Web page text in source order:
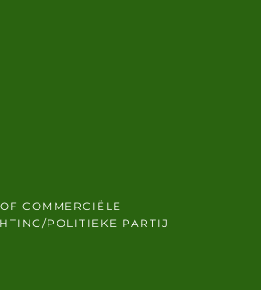
COMMERCIËLE
POLITIEKE PARTIJ